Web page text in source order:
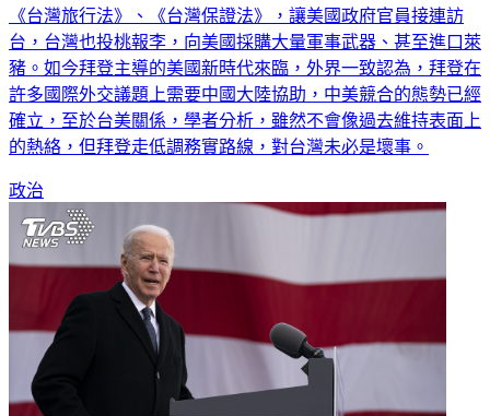
《台灣旅行法》、《台灣保證法》，讓美國政府官員接連訪
台，台灣也投桃報李，向美國採購大量軍事武器、甚至進口萊
豬。如今拜登主導的美國新時代來臨，外界一致認為，拜登在
許多國際外交議題上需要中國大陸協助，中美競合的態勢已經
確立，至於台美關係，學者分析，雖然不會像過去維持表面上
的熱絡，但拜登走低調務實路線，對台灣未必是壞事。
政治